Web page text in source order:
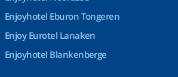
Enjoyhotel Eburon Tongeren
Enjoy Eurotel Lanaken
Enjoyhotel Blankenberge